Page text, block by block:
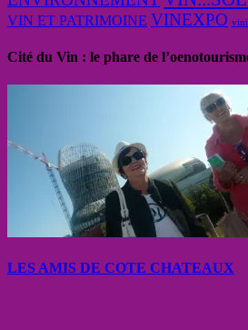
VIN ET PATRIMOINE VINEXPO
Cité du Vin : le phare de
LES AMIS DE COTE CHATEAUX